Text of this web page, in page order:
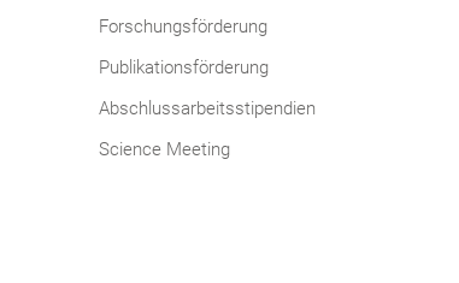
Forschungsförderung
Publikationsförderung
Abschlussarbeitsstipendien
Science Meeting